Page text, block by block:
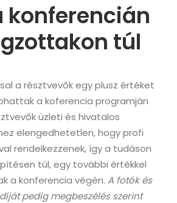
konferencián
túl
a résztvevők egy plusz értéket
a koferencia programján
üzleti és hivatalos
elengedhetetlen, hogy profi
rendelkezzenek, így a tudáson
túl, egy további értékkel
a konferencia végén. A fotók és
pedig megbeszélés szerint